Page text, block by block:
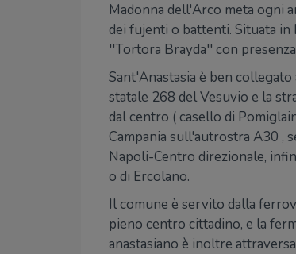
Madonna dell'Arco meta ogni
dei fujenti o battenti. Situata
''Tortora Brayda'' con
Sant'Anastasia è ben
statale 268 del Vesuvio e la
dal centro ( casello di
Campania sull'autrostra A30 ,
Napoli-Centro direzionale,
o di Ercolano.
Il comune è servito dalla
pieno centro cittadino, e la
anastasiano è inoltre